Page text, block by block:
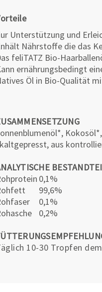
Unterstützung und
Nährstoffe die das
feliTATZ Bio-
ernährungsbedingt
Öl in Bio-Qualität
aus
0,1%
99,6%
0,1%
0,2%
10-30 Tropfen